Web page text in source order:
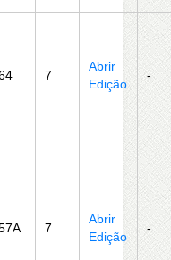
7
Abrir
Edição
-
7
Abrir
Edição
-